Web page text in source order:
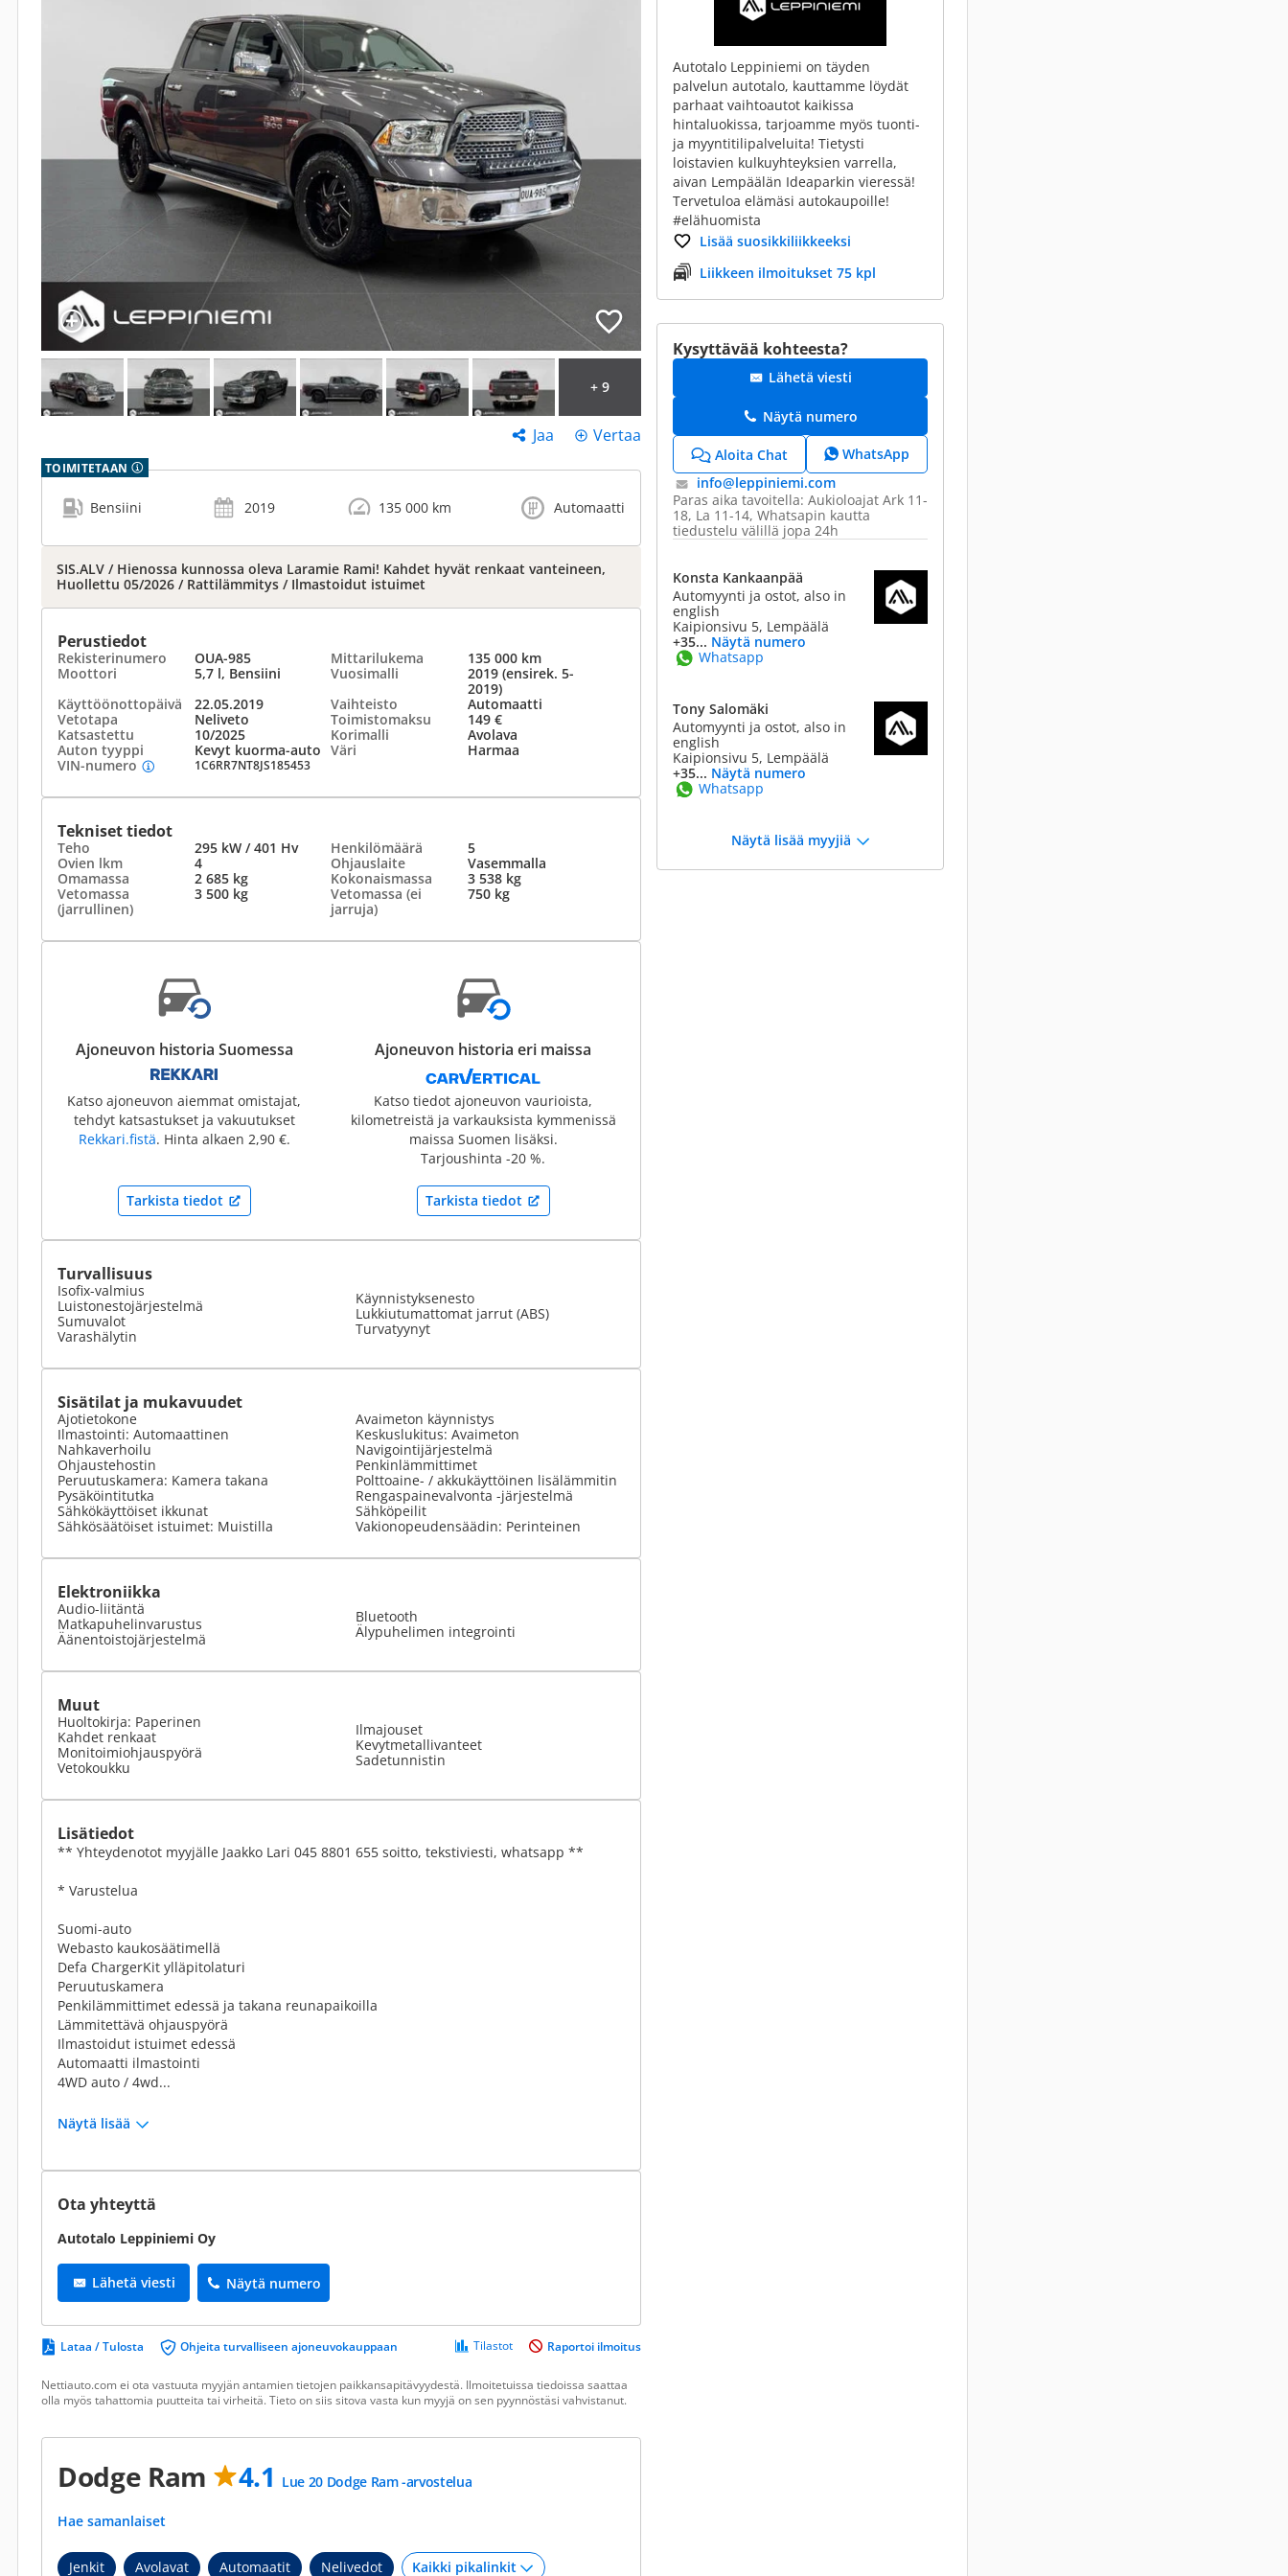
+ 9
Jaa Vertaa
TOIMITETAAN
Bensiini 2019 135 000 km Automaatti
SIS.ALV / Hienossa kunnossa oleva Laramie Rami! Kahdet hyvät renkaat vanteineen,
Huollettu 05/2026 / Rattilämmitys / Ilmastoidut istuimet
Perustiedot
Rekisterinumero OUA-985 Mittarilukema
135 000 km
Moottori
5,7 l, Bensiini Vuosimalli
2019 (ensirek. 5-
2019)
Käyttöönottopäivä
22.05.2019 Vaihteisto
Automaatti
Vetotapa
Neliveto Toimistomaksu
149 €
Katsastettu
10/2025 Korimalli
Avolava
Auton tyyppi
Kevyt kuorma-auto Väri
Harmaa
VIN-numero
1C6RR7NT8JS185453
Tekniset tiedot
Teho 295 kW / 401 Hv Henkilömäärä
5
Ovien lkm
4 Ohjauslaite
Vasemmalla
Omamassa
2 685 kg Kokonaismassa
3 538 kg
Vetomassa
(jarrullinen)
3 500 kg
Vetomassa (ei
jarruja)
750 kg
Ajoneuvon historia Suomessa
Katso ajoneuvon aiemmat omistajat,
tehdyt katsastukset ja vakuutukset
Rekkari.fistä. Hinta alkaen 2,90 €.
Tarkista tiedot
Ajoneuvon historia eri maissa
Katso tiedot ajoneuvon vaurioista,
kilometreistä ja varkauksista kymmenissä
maissa Suomen lisäksi.
Tarjoushinta -20 %.
Tarkista tiedot
Turvallisuus
Isofix-valmius
Luistonestojärjestelmä
Sumuvalot
Varashälytin
Käynnistyksenesto
Lukkiutumattomat jarrut (ABS)
Turvatyynyt
Sisätilat ja mukavuudet
Ajotietokone
Ilmastointi: Automaattinen
Nahkaverhoilu
Ohjaustehostin
Peruutuskamera: Kamera takana
Pysäköintitutka
Sähkökäyttöiset ikkunat
Sähkösäätöiset istuimet: Muistilla
Avaimeton käynnistys
Keskuslukitus: Avaimeton
Navigointijärjestelmä
Penkinlämmittimet
Polttoaine- / akkukäyttöinen lisälämmitin
Rengaspainevalvonta -järjestelmä
Sähköpeilit
Vakionopeudensäädin: Perinteinen
Elektroniikka
Audio-liitäntä
Matkapuhelinvarustus
Äänentoistojärjestelmä
Bluetooth
Älypuhelimen integrointi
Muut
Huoltokirja: Paperinen
Kahdet renkaat
Monitoimiohjauspyörä
Vetokoukku
Ilmajouset
Kevytmetallivanteet
Sadetunnistin
Lisätiedot
** Yhteydenotot myyjälle Jaakko Lari 045 8801 655 soitto, tekstiviesti, whatsapp **
* Varustelua
Suomi-auto
Webasto kaukosäätimellä
Defa ChargerKit ylläpitolaturi
Peruutuskamera
Penkilämmittimet edessä ja takana reunapaikoilla
Lämmitettävä ohjauspyörä
Ilmastoidut istuimet edessä
Automaatti ilmastointi
4WD auto / 4wd...
Näytä lisää
Ota yhteyttä
Autotalo Leppiniemi Oy
Lähetä viesti Näytä numero
Lataa / Tulosta Ohjeita turvalliseen ajoneuvokauppaan Tilastot Raportoi ilmoitus
Nettiauto.com ei ota vastuuta myyjän antamien tietojen paikkansapitävyydestä. Ilmoitetuissa tiedoissa saattaa
olla myös tahattomia puutteita tai virheitä. Tieto on siis sitova vasta kun myyjä on sen pyynnöstäsi vahvistanut.
Dodge Ram 4.1 Lue 20 Dodge Ram -arvostelua
Hae samanlaiset
Jenkit Avolavat Automaatit Nelivedot
Autotalo Leppiniemi on täyden
palvelun autotalo, kauttamme löydät
parhaat vaihtoautot kaikissa
hintaluokissa, tarjoamme myös tuonti-
ja myyntitilipalveluita! Tietysti
loistavien kulkuyhteyksien varrella,
aivan Lempäälän Ideaparkin vieressä!
Tervetuloa elämäsi autokaupoille!
#elähuomista
Lisää suosikkiliikkeeksi
Liikkeen ilmoitukset 75 kpl
Kysyttävää kohteesta?
Lähetä viesti
Näytä numero
Aloita Chat
WhatsApp
info@​leppiniemi.com
Paras aika tavoitella: Aukioloajat Ark 11-
18, La 11-14, Whatsapin kautta
tiedustelu välillä jopa 24h
Konsta Kankaanpää
Automyynti ja ostot, also in
english
Kaipionsivu 5, Lempäälä
+35... Näytä numero
Whatsapp
Tony Salomäki
Automyynti ja ostot, also in
english
Kaipionsivu 5, Lempäälä
+35... Näytä numero
Whatsapp
Näytä lisää myyjiä